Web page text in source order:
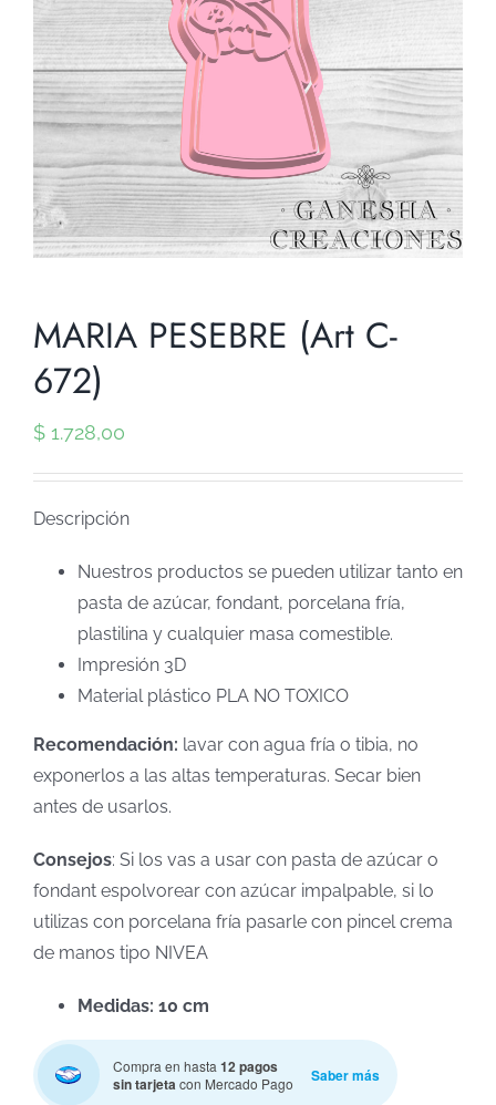
MARIA PESEBRE (Art C-
672)
$ 1.728,00
Descripción
Nuestros productos se pueden utilizar tanto en
pasta de azúcar, fondant, porcelana fría,
plastilina y cualquier masa comestible.
Impresión 3D
Material plástico PLA NO TOXICO
Recomendación: lavar con agua fría o tibia, no
exponerlos a las altas temperaturas. Secar bien
antes de usarlos.
Consejos: Si los vas a usar con pasta de azúcar o
fondant espolvorear con azúcar impalpable, si lo
utilizas con porcelana fría pasarle con pincel crema
de manos tipo NIVEA
Medidas: 10 cm
Compra en hasta 12 pagos
sin tarjetacon Mercado Pago Saber más